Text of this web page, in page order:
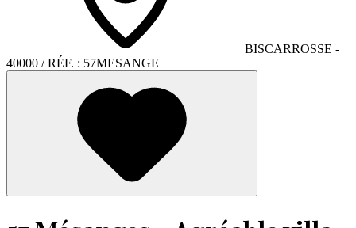
BISCARROSSE -
40000 / RÉF. : 57MESANGE